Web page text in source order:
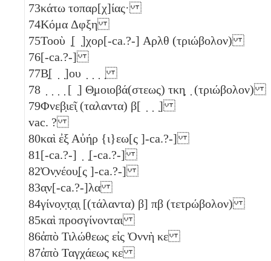
73κάτω τοπαρ[χ]ίας·
74Κόμα Δφξη
75Τοοὺ ̣[ ̣]χορ[-ca.?-] Αρλθ (τριώβολον)
76[-ca.?-]
77Β̣[ ̣ ̣]ου ̣ ̣ ̣ ̣
78 ̣ ̣ ̣ ̣ [ ̣] Θ̣μοιοβά(στεως) τκη̣
(τριώβολον)
79Φνεβ̣ιεῖ̣ (ταλαντα) β[ ̣ ̣ ̣]
vac. ?
80καὶ ἐξ Αὐήρ {ι}εω[ς ]-ca.?-]
81[-ca.?-] ̣ ̣[-ca.?-]
82Ὀν̣νέου̣[ς ]-ca.?-]
83α̣ν[-ca.?-]λα
84γίνο̣ν̣τ̣α̣ι̣ [(τάλαντα) β] πβ (τετρώβολον)
85καὶ προσγίνονται
86ἀπὸ Τιλώθεως εἰς Ὀννὴ κε
87ἀπὸ Ταγχάεως κε